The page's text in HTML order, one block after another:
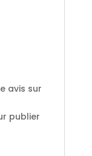
avis sur
publier